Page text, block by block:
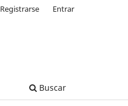
Buscar
Registrarse Entrar